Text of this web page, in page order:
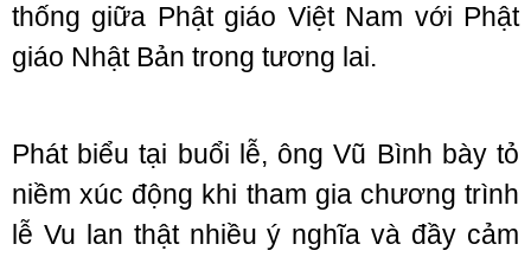
thống giữa Phật giáo Việt Nam với Phật
giáo Nhật Bản trong tương lai.
Phát biểu tại buổi lễ, ông Vũ Bình bày tỏ
niềm xúc động khi tham gia chương trình
lễ Vu lan thật nhiều ý nghĩa và đầy cảm